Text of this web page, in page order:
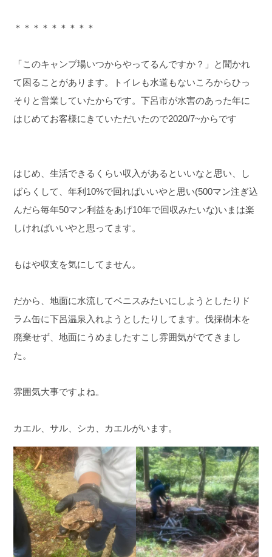
＊＊＊＊＊＊＊＊＊
「このキャンプ場いつからやってるんですか？」 と聞かれ
て困ることがあります。トイレも水道もないころからひっ
そりと営業していたからです。下呂市が水害のあった年に
はじめてお客様にきていただいたので2020/7~からです
はじめ、生活できるくらい収入があるといいなと思い、
し
ばらくして、年利10%で回ればいいやと思い(500マン注ぎ込
んだら毎年50マン利益をあげ10年で回収みたいな)いまは楽
しければいいやと思ってます。
もはや収支を気にしてません。
だから、地面に水流してベニスみたいにしようとしたりド
ラム缶に下呂温泉入れようとしたりしてます。伐採樹木を
廃棄せず、地面にうめましたすこし雰囲気がでてきまし
た。
雰囲気大事ですよね。
カエル、サル、シカ、カエルがいます。